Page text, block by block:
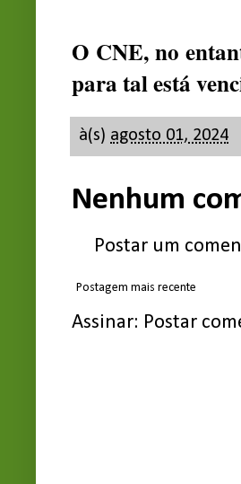
O CNE, no
para tal está
à(s) agosto 01, 2024
Nenhum
Postar um
Postagem mais recente
Assinar: Postar